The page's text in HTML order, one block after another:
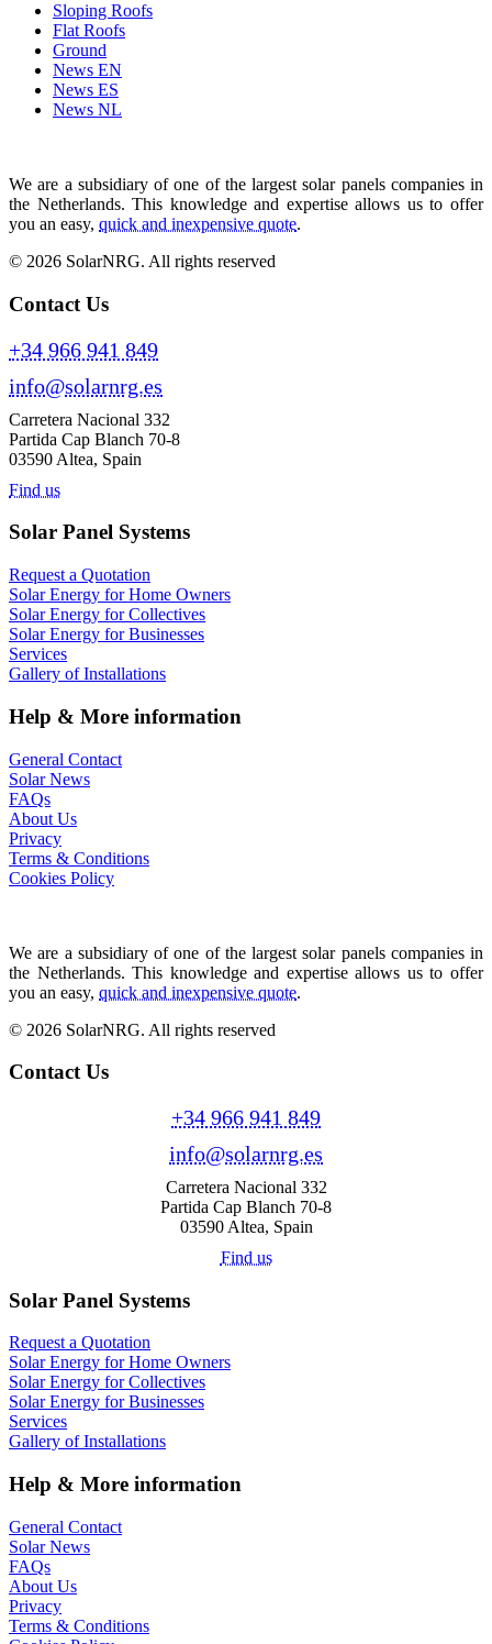
Sloping Roofs
Flat Roofs
Ground
News EN
News ES
News NL
We are a subsidiary of one of the largest solar panels companies in
the Netherlands. This knowledge and expertise allows us to offer
you an easy, quick and inexpensive quote.
© 2026 SolarNRG. All rights reserved
Contact Us
+34 966 941 849
info@solarnrg.es
Carretera Nacional 332
Partida Cap Blanch 70-8
03590 Altea, Spain
Find us
Solar Panel Systems
Request a Quotation
Solar Energy for Home Owners
Solar Energy for Collectives
Solar Energy for Businesses
Services
Gallery of Installations
Help & More information
General Contact
Solar News
FAQs
About Us
Privacy
Terms & Conditions
Cookies Policy
We are a subsidiary of one of the largest solar panels companies in
the Netherlands. This knowledge and expertise allows us to offer
you an easy, quick and inexpensive quote.
© 2026 SolarNRG. All rights reserved
Contact Us
+34 966 941 849
info@solarnrg.es
Carretera Nacional 332
Partida Cap Blanch 70-8
03590 Altea, Spain
Find us
Solar Panel Systems
Request a Quotation
Solar Energy for Home Owners
Solar Energy for Collectives
Solar Energy for Businesses
Services
Gallery of Installations
Help & More information
General Contact
Solar News
FAQs
About Us
Privacy
Terms & Conditions